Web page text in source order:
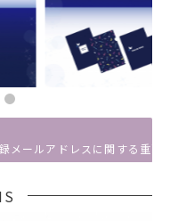
関する重要なお知らせ
よびコンビニ決済手数料変更
改定日：2024年3月12日）
び送料変更に関するご案内